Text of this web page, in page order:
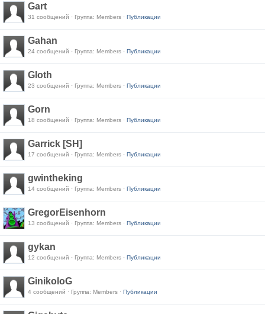
Gart
31 сообщений · Группа: Members · Публикации
Gahan
24 сообщений · Группа: Members · Публикации
Gloth
23 сообщений · Группа: Members · Публикации
Gorn
18 сообщений · Группа: Members · Публикации
Garrick [SH]
17 сообщений · Группа: Members · Публикации
gwintheking
14 сообщений · Группа: Members · Публикации
GregorEisenhorn
13 сообщений · Группа: Members · Публикации
gykan
12 сообщений · Группа: Members · Публикации
GinikoloG
4 сообщений · Группа: Members · Публикации